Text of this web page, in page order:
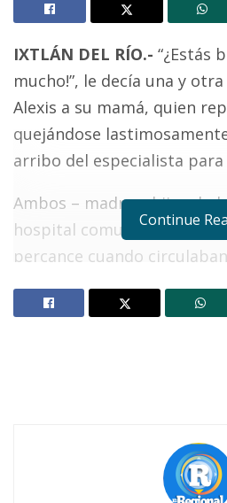
IXTLÁN DEL RÍO.- “¿Estás
mucho!”, le decía una y
Alexis a su mamá, quien
quejándose
arribo del especialista para
Ambos – madre e hijo –
hospital comunitario
percance cuando
Aldama y 5 de Mayo, a
Buena tarde taurina en
Continue